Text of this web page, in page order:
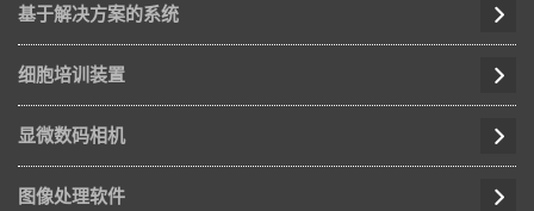
基于解决方案的系统
细胞培训装置
显微数码相机
图像处理软件